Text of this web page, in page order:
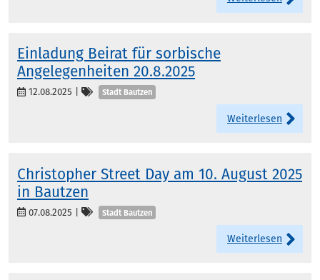
Einladung Beirat für sorbische
Angelegenheiten 20.8.2025
12.08.2025 Kategorien
Stadt Bautzen
Weiterlesen
Christopher Street Day am 10. August 2025
in Bautzen
07.08.2025 Kategorien
Stadt Bautzen
Weiterlesen